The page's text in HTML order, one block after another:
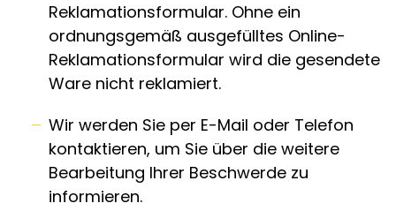
Reklamationsformular. Ohne ein
ordnungsgemäß ausgefülltes Online-
Reklamationsformular wird die gesendete
Ware nicht reklamiert.
Wir werden Sie per E-Mail oder Telefon
kontaktieren, um Sie über die weitere
Bearbeitung Ihrer Beschwerde zu
informieren.